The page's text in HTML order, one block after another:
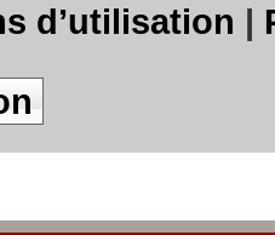
d’utilisation |